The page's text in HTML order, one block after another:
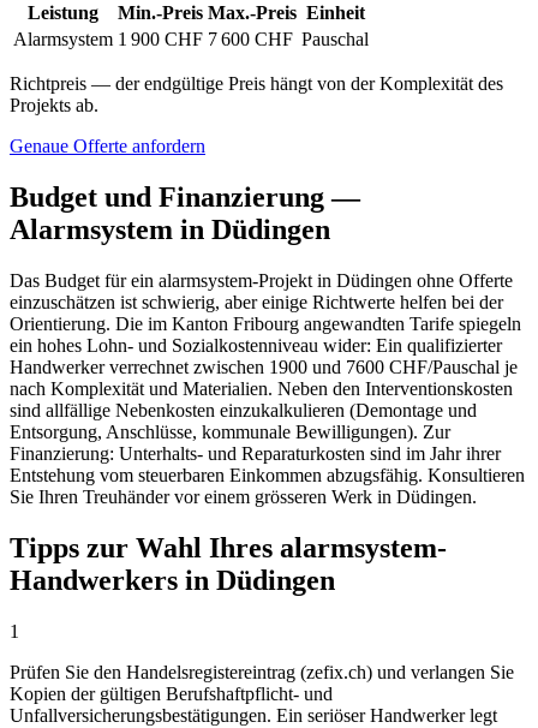
Leistung Min.-Preis Max.-Preis Einheit
Alarmsystem 1 900 CHF 7 600 CHF Pauschal
Richtpreis — der endgültige Preis hängt von der Komplexität des
Projekts ab.
Genaue Offerte anfordern
Budget und Finanzierung —
Alarmsystem in Düdingen
Das Budget für ein alarmsystem-Projekt in Düdingen ohne Offerte
einzuschätzen ist schwierig, aber einige Richtwerte helfen bei der
Orientierung. Die im Kanton Fribourg angewandten Tarife spiegeln
ein hohes Lohn- und Sozialkostenniveau wider: Ein qualifizierter
Handwerker verrechnet zwischen 1900 und 7600 CHF/Pauschal je
nach Komplexität und Materialien. Neben den Interventionskosten
sind allfällige Nebenkosten einzukalkulieren (Demontage und
Entsorgung, Anschlüsse, kommunale Bewilligungen). Zur
Finanzierung: Unterhalts- und Reparaturkosten sind im Jahr ihrer
Entstehung vom steuerbaren Einkommen abzugsfähig. Konsultieren
Sie Ihren Treuhänder vor einem grösseren Werk in Düdingen.
Tipps zur Wahl Ihres alarmsystem-
Handwerkers in Düdingen
1
Prüfen Sie den Handelsregistereintrag (zefix.ch) und verlangen Sie
Kopien der gültigen Berufshaftpflicht- und
Unfallversicherungsbestätigungen. Ein seriöser Handwerker legt